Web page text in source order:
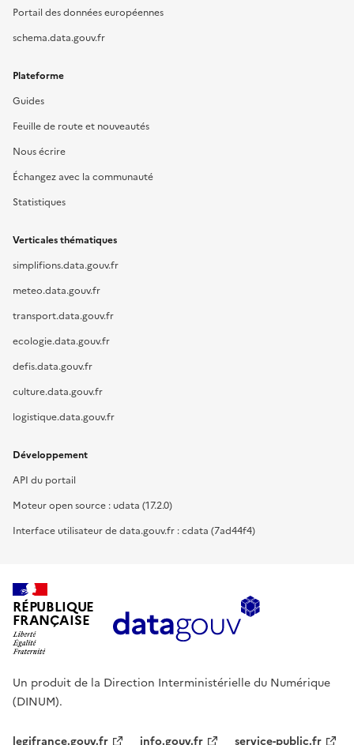
Portail des données européennes
schema.data.gouv.fr
Plateforme
Guides
Feuille de route et nouveautés
Nous écrire
Échangez avec la communauté
Statistiques
Verticales thématiques
simplifions.data.gouv.fr
meteo.data.gouv.fr
transport.data.gouv.fr
ecologie.data.gouv.fr
defis.data.gouv.fr
culture.data.gouv.fr
logistique.data.gouv.fr
Développement
API du portail
Moteur open source : udata (17.2.0)
Interface utilisateur de data.gouv.fr : cdata (7ad44f4)
RÉPUBLIQUE
FRANÇAISE
Un produit de la Direction Interministérielle du Numérique
(DINUM).
legifrance.gouv.fr info.gouv.fr service-public.fr